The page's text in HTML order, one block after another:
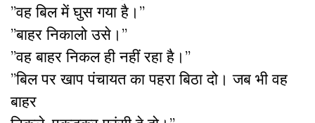
”वह बिल में घुस गया है।”
”बाहर निकालो उसे।”
”वह बाहर निकल ही नहीं रहा है।”
”बिल पर खाप पंचायत का पहरा बिठा दो। जब भी वह
बाहर